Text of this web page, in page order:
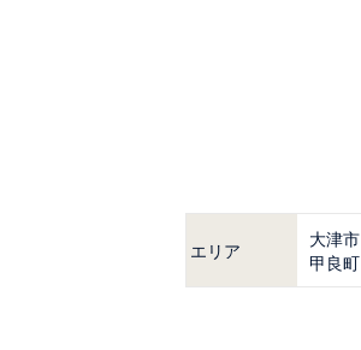
エリア 大津市
甲良町